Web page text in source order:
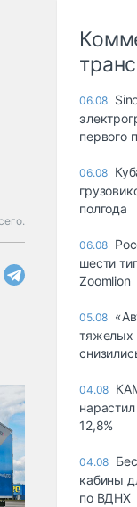
06.08
первого
06.08
полгода
06.08
шести
Zoomlion
05.08
тяжелых
04.08
12,8%
04.08
кабины
по ВДНХ